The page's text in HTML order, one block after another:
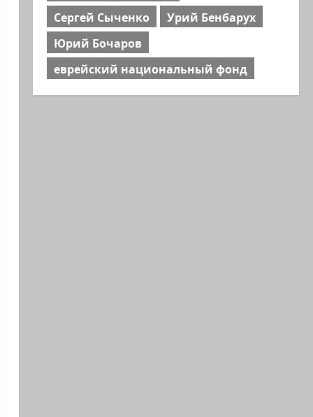
Сергей Сыченко
Урий Бенбарух
Юрий Бочаров
еврейский национальный фонд